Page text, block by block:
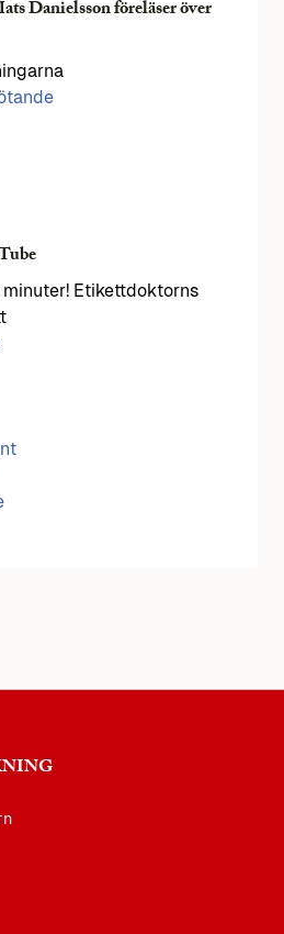
Danielsson föreläser över
Etikettdoktorns